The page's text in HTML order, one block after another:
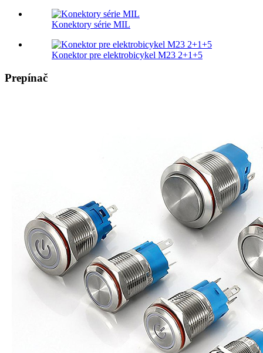
Konektory série MIL
Konektor pre elektrobicykel M23 2+1+5
Prepínač